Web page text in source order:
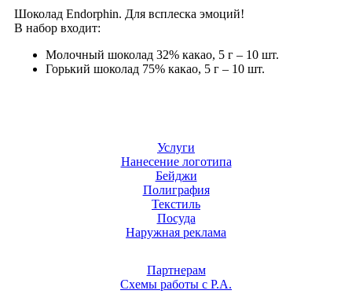
Шоколад Endorphin. Для всплеска эмоций!
В набор входит:
Молочный шоколад 32% какао, 5 г – 10 шт.
Горький шоколад 75% какао, 5 г – 10 шт.
Услуги
Нанесение логотипа
Бейджи
Полиграфия
Текстиль
Посуда
Наружная реклама
Партнерам
Схемы работы с Р.А.